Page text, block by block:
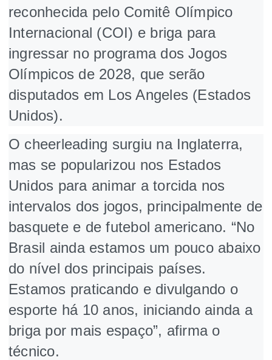
reconhecida pelo Comitê Olímpico
Internacional (COI) e briga para
ingressar no programa dos Jogos
Olímpicos de 2028, que serão
disputados em Los Angeles (Estados
Unidos).
O cheerleading surgiu na Inglaterra,
mas se popularizou nos Estados
Unidos para animar a torcida nos
intervalos dos jogos, principalmente de
basquete e de futebol americano. “No
Brasil ainda estamos um pouco abaixo
do nível dos principais países.
Estamos praticando e divulgando o
esporte há 10 anos, iniciando ainda a
briga por mais espaço”, afirma o
técnico.